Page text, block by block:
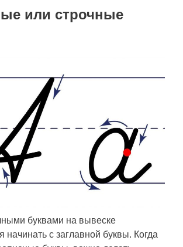
или строчные
буквами на вывеске
начинать с заглавной буквы. Когда